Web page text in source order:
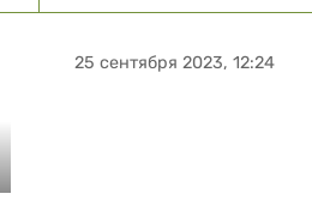
25 сентября 2023, 12:24